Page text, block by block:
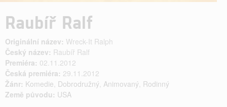
Raubíř Ralf
Originální název: Wreck-It Ralph
Český název: Raubíř Ralf
Premiéra: 02.11.2012
Česká premiéra: 29.11.2012
Žánr: Komedie, Dobrodružný, Animovaný, Rodinný
Země původu: USA